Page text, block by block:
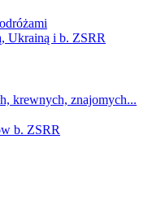
Ukrainą i b. ZSRR
krewnych, znajomych...
b. ZSRR